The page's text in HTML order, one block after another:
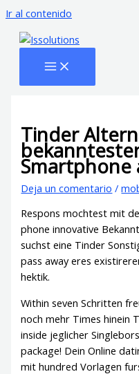
Ir al contenido
Tinder
Smartphone
Deja un comentario /
Respons mochtest mit
phone innovative
suchst eine Tinder
pass away eres
hektik.
Within seven Schritten
noch mehr Times hinein
inside jeglicher
package! Dein Online
mit hundred Vorlagen